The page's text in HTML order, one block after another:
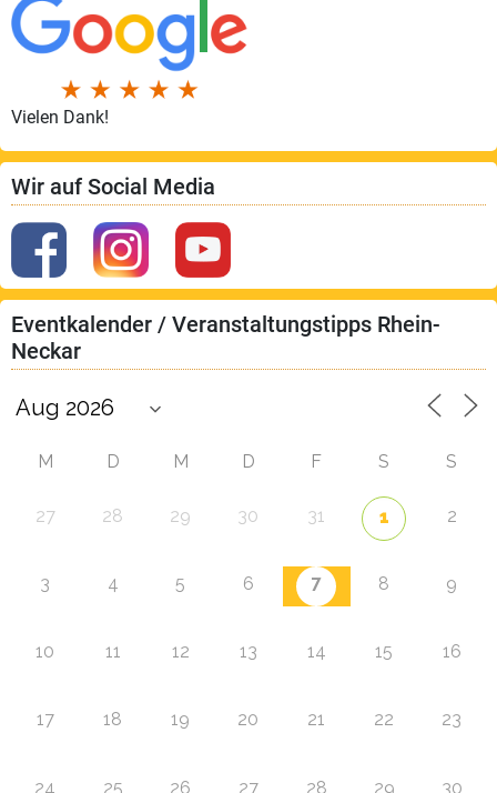
Vielen Dank!
Wir auf Social Media
Eventkalender / Veranstaltungstipps Rhein-
Neckar
M D M D F S S
27 28 29 30 31 1 2
3 4 5 6 7 8 9
10 11 12 13 14 15 16
17 18 19 20 21 22 23
24 25 26 27 28 29 30